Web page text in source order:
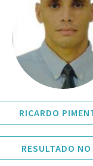
RICARDO
RESULTADO NO